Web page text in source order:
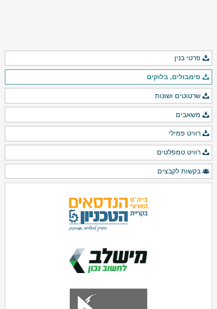
פרטי בנין
סימבולים, בלוקים
שרטוטים ושונות
משאבים
רוויט פמילי
רוויט טמפלטים
בקשות לקבצים